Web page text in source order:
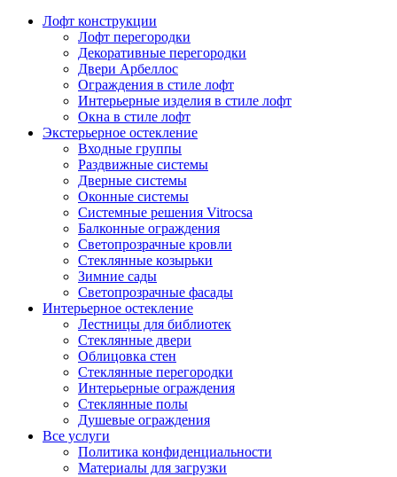
Лофт конструкции
Лофт перегородки
Декоративные перегородки
Двери Арбеллос
Ограждения в стиле лофт
Интерьерные изделия в стиле лофт
Окна в стиле лофт
Экстерьерное остекление
Входные группы
Раздвижные системы
Дверные системы
Оконные системы
Системные решения Vitrocsa
Балконные ограждения
Светопрозрачные кровли
Стеклянные козырьки
Зимние сады
Светопрозрачные фасады
Интерьерное остекление
Лестницы для библиотек
Стеклянные двери
Облицовка стен
Стеклянные перегородки
Интерьерные ограждения
Стеклянные полы
Душевые ограждения
Все услуги
Политика конфиденциальности
Материалы для загрузки